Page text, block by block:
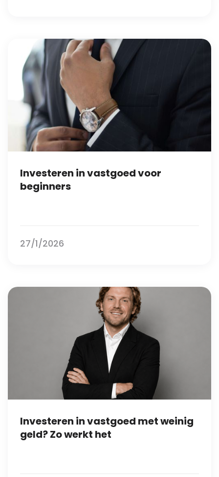
Investeren in vastgoed voor
beginners
27/1/2026
Investeren in vastgoed met weinig
geld? Zo werkt het